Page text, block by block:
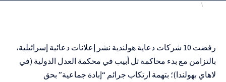
دوليأخبار المقاطعة
رفضت 10 شركات دعاية هولندية نشر إعلانات دعائية إسرائيلية،
بالتزامن مع بدء محاكمة تل أبيب في محكمة العدل الدولية (في
لاهاي بهولندا)؛ بتهمة ارتكاب جرائم “إبادة جماعية” بحق